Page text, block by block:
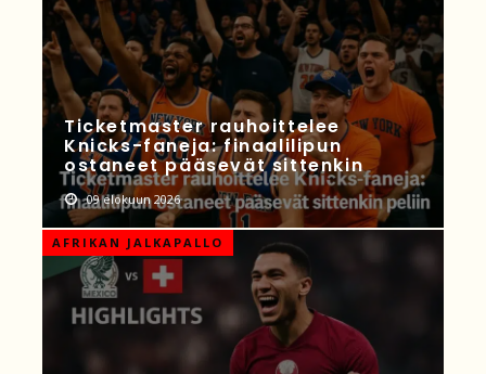
Ticketmaster rauhoittelee
Knicks-faneja: finaalilipun
ostaneet pääsevät sittenkin
09 elokuun 2026
AFRIKAN JALKAPALLO